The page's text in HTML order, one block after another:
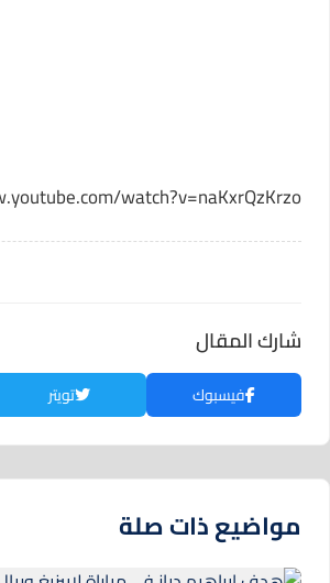
watch?v=naKxrQzKrzo
شارك المقال
فيسبوك تويتر
مواضيع ذات صلة